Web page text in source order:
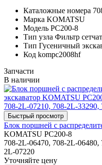
Каталожные номера
Марка KOMATSU
Модель PC200-8
Тип узла Фильтр
Тип Гусеничный
Код kompc2008hf
Запчасти
В наличии
Блок поршней c
KOMATSU PC200-8
708-2L-06470, 708-2L-
2L-07220
Уточняйте цену